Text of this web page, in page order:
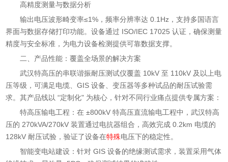
高精度测量与数据分析
输出电压波形畸变率≤1%，频率分辨率达 0.1Hz，支持多国语言
界面与数据存储打印功能。设备通过 ISO/IEC 17025 认证，确保测量
精度与安全标准，为电力设备检测提供可靠数据支撑。
二、产品性能：覆盖全场景的解决方案
武汉特高压的串联谐振耐压测试仪覆盖 10kV 至 110kV 及以上电
压等级，可满足电缆、GIS 设备、变压器等多种试品的耐压试验需
求。其产品线以 “定制化" 为核心，针对不同行业痛点提供专属方案：
特高压输电工程：在 ±800kV 特高压直流输电工程中，武汉特高
压的 270kVA/270kV 装置通过电抗器组合，高效完成 0.2km 电缆的
128kV 耐压试验，验证了设备在特殊电压下的稳定性。
智能变电站建设：针对 GIS 设备的绝缘测试需求，装置采用气体